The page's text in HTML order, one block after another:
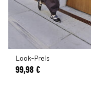
Look-Preis
99,98 €